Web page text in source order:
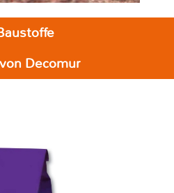
Decomur